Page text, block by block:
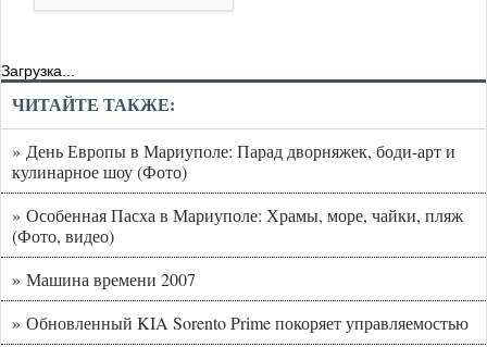
Загрузка...
ЧИТАЙТЕ ТАКЖЕ:
» День Европы в Мариуполе: Парад дворняжек, боди-арт и
кулинарное шоу (Фото)
» Особенная Пасха в Мариуполе: Храмы, море, чайки, пляж
(Фото, видео)
» Машина времени 2007
» Обновленный KIA Sorento Prime покоряет управляемостью